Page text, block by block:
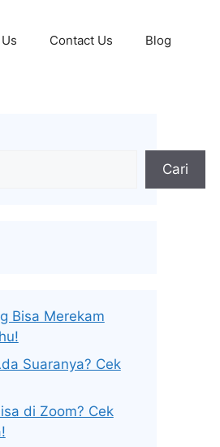
Contact Us Blog
Cari
Bisa Merekam
Suaranya? Cek
di Zoom? Cek